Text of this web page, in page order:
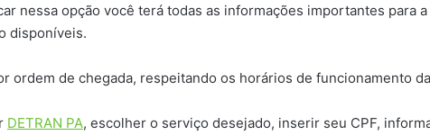
nessa opção você terá todas as informações importantes para
disponíveis.
ordem de chegada, respeitando os horários de funcionamento
DETRAN PA, escolher o serviço desejado, inserir seu CPF,